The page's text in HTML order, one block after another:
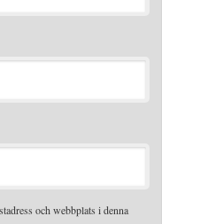
och webbplats i denna